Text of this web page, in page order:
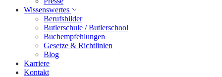
Wissenswertes
Berufsbilder
Butlerschule / Butlerschool
Buchempfehlungen
Gesetze & Richtlinien
Blog
Karriere
Kontakt